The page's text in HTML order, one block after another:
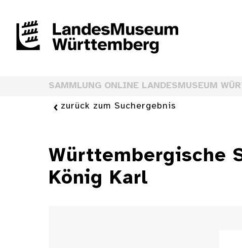
SAMMLUNG ONLINE LANDESMUSEUM
zurück zum Suchergebnis
Württembergische
König Karl